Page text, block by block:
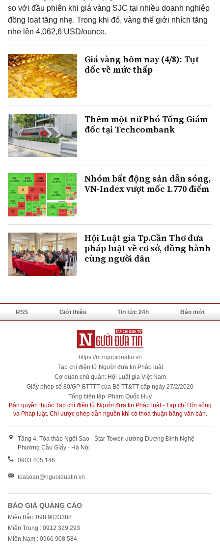
so với đầu phiên khi giá vàng SJC tại nhiều doanh nghiệp
đồng loạt tăng nhẹ. Trong khi đó, vàng thế giới nhích tăng
nhẹ lên 4.062,6 USD/ounce.
Giá vàng hôm nay (4/8): Tụt
dốc về mức thấp
Thêm một nữ Phó Tổng Giám
đốc tại Techcombank
Nhóm bất động sản dẫn sóng,
VN-Index vượt mốc 1.770 điểm
Hội Luật gia Tp.Cần Thơ đưa
pháp luật về cơ sở, đồng hành
cùng người dân
RSS Giới thiệu Tin tức 24h Báo mới
https://m.nguoiduatin.vn
Tạp chí điện tử Người đưa tin Pháp luật
Cơ quan chủ quản: Hội Luật gia Việt Nam
Giấy phép số 80/GP-BTTTT của Bộ TT&TT cấp ngày 27/2/2020
Tổng biên tập: Phạm Quốc Huy
Bản quyền thuộc Tạp chí điện tử Người đưa tin Pháp luật - Tạp chí Đời sống
và Pháp luật. Chỉ được phép dẫn nguồn khi có thoả thuận bằng văn bản.
Tầng 4, Tòa tháp Ngôi Sao - Star Tower, đường Dương Đình Nghệ -
Phường Cầu Giấy - Hà Nội
0903 405 146
toasoan@nguoiduatin.vn
BÁO GIÁ QUẢNG CÁO
Miền Bắc: 098 9033388
Miền Trung : 0912 329 293
Miền Nam : 0966 908 584